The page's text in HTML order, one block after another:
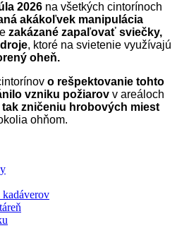
2026 na všetkých cintorínoch
akákoľvek manipulácia
zakázané zapaľovať sviečky,
, ktoré na svietenie využívajú
oheň.
o rešpektovanie tohto
vzniku požiarovv areáloch
zničeniu hrobových miest
ohňom.
kadáverov